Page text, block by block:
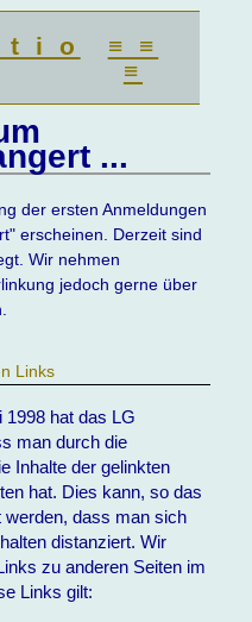
t i o
≡ ≡
≡
...
der ersten Anmeldungen
erscheinen. Derzeit sind
Wir nehmen
jedoch gerne über
Links
hat das LG
man durch die
Inhalte der gelinkten
hat. Dies kann, so das
werden, dass man sich
distanziert. Wir
zu anderen Seiten im
Links gilt: